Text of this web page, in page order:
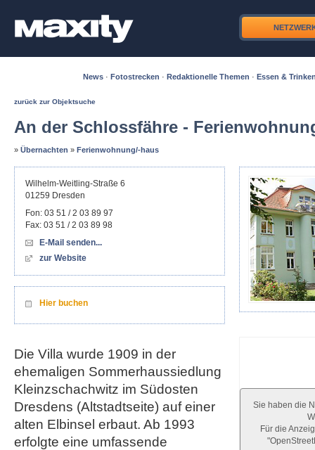
News · Fotostrecken · Redaktionelle Themen · Essen &
zurück zur Objektsuche
An der Schlossfähre -
» Übernachten » Ferienwohnung/-haus
Sie haben die
Für die
Wilhelm-Weitling-Straße 6
01259 Dresden
Fon: 03 51 / 2 03 89 97
Fax: 03 51 / 2 03 89 98
E-Mail senden...
zur Website
Hier buchen
Die Villa wurde 1909 in der
ehemaligen Sommerhaussiedlung
Kleinzschachwitz im Südosten
Dresdens (Altstadtseite) auf einer
alten Elbinsel erbaut. Ab 1993
erfolgte eine umfassende